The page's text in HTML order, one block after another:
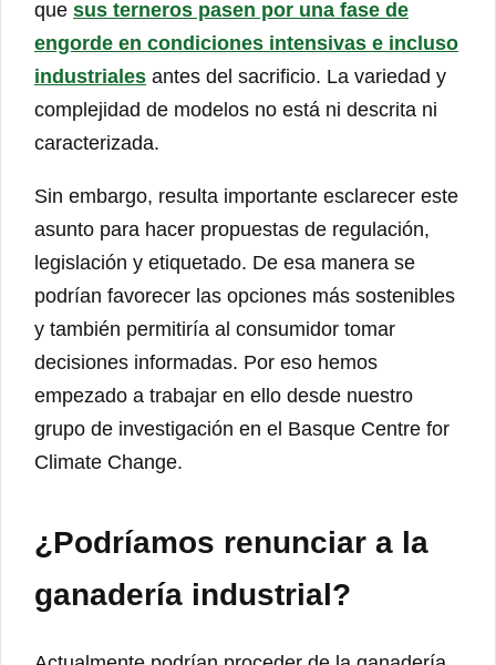
que sus terneros pasen por una fase de
engorde en condiciones intensivas e incluso
industriales antes del sacrificio. La variedad y
complejidad de modelos no está ni descrita ni
caracterizada.
Sin embargo, resulta importante esclarecer este
asunto para hacer propuestas de regulación,
legislación y etiquetado. De esa manera se
podrían favorecer las opciones más sostenibles
y también permitiría al consumidor tomar
decisiones informadas. Por eso hemos
empezado a trabajar en ello desde nuestro
grupo de investigación en el Basque Centre for
Climate Change.
¿Podríamos renunciar a la
ganadería industrial?